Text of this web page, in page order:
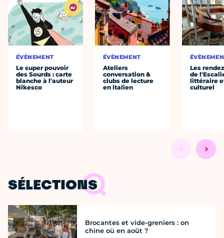
ÉVÈNEMENT
Le super pouvoir
des Sourds : carte
blanche à l'auteur
Nikesco
ÉVÈNEMENT
Ateliers
conversation &
clubs de lecture
en italien
Les
de
littéraire
culturel
SÉLECTIONS
Brocantes et vide-greniers : on
chine où en août ?